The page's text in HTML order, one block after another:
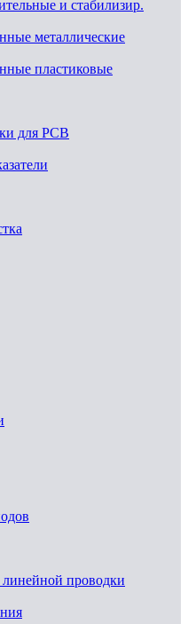
и стабилизир.
металлические
пластиковые
для PCB
проводки